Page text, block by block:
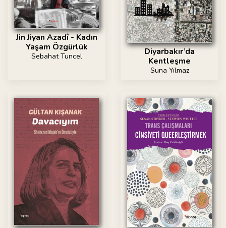
Jin Jiyan Azadî - Kadın
Yaşam Özgürlük
Sebahat Tuncel
Diyarbakır’da
Kentleşme
Suna Yılmaz